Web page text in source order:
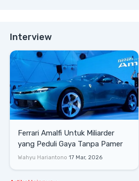
Interview
Ferrari Amalfi Untuk Miliarder
yang Peduli Gaya Tanpa Pamer
Wahyu Hariantono 17 Mar, 2026